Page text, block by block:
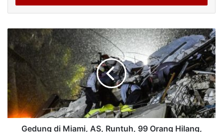
Gedung di Miami, AS, Runtuh, 99 Orang Hilang,